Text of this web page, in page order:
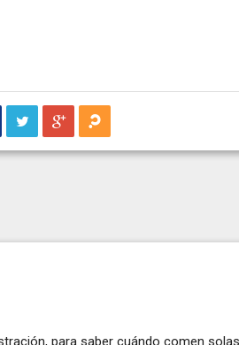
para saber cuándo comen